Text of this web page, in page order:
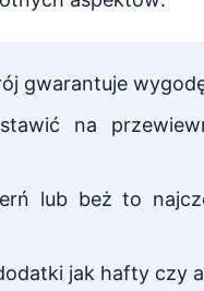
gwarantuje
na
lub beż to
jak hafty czy